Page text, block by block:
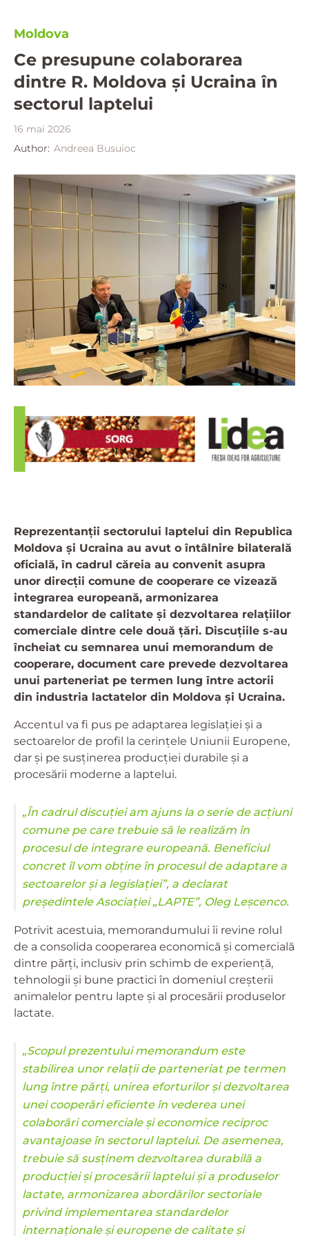
Moldova
Ce presupune colaborarea
dintre R. Moldova și Ucraina în
sectorul laptelui
16 mai 2026
Author: Andreea Busuioc
Reprezentanții sectorului laptelui din Republica
Moldova și Ucraina au avut o întâlnire bilaterală
oficială, în cadrul căreia au convenit asupra
unor direcții comune de cooperare ce vizează
integrarea europeană, armonizarea
standardelor de calitate și dezvoltarea relațiilor
comerciale dintre cele două țări. Discuțiile s-au
încheiat cu semnarea unui memorandum de
cooperare, document care prevede dezvoltarea
unui parteneriat pe termen lung între actorii
din industria lactatelor din Moldova și Ucraina.
Accentul va fi pus pe adaptarea legislației și a
sectoarelor de profil la cerințele Uniunii Europene,
dar și pe susținerea producției durabile și a
procesării moderne a laptelui.
„În cadrul discuției am ajuns la o serie de acțiuni
comune pe care trebuie să le realizăm în
procesul de integrare europeană. Beneficiul
concret îl vom obține în procesul de adaptare a
sectoarelor și a legislației”, a declarat
președintele Asociației „LAPTE”, Oleg Leșcenco.
Potrivit acestuia, memorandumului îi revine rolul
de a consolida cooperarea economică și comercială
dintre părți, inclusiv prin schimb de experiență,
tehnologii și bune practici în domeniul creșterii
animalelor pentru lapte și al procesării produselor
lactate.
„Scopul prezentului memorandum este
stabilirea unor relații de parteneriat pe termen
lung între părți, unirea eforturilor și dezvoltarea
unei cooperări eficiente în vederea unei
colaborări comerciale și economice reciproc
avantajoase în sectorul laptelui. De asemenea,
trebuie să susținem dezvoltarea durabilă a
producției și procesării laptelui și a produselor
lactate, armonizarea abordărilor sectoriale
privind implementarea standardelor
internaționale și europene de calitate și